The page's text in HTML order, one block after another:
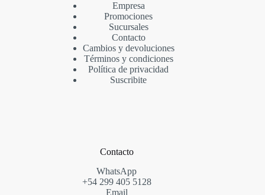
Empresa
Promociones
Sucursales
Contacto
Cambios y devoluciones
Términos y condiciones
Política de privacidad
Suscribite
Contacto
WhatsApp
+54 299 405 5128
Email